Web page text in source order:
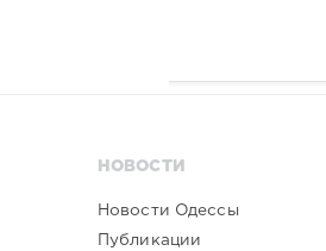
НОВОСТИ
Новости Одессы
Публикации